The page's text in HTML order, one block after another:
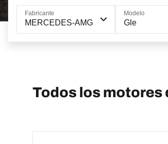
Fabricante
MERCEDES-AMG
Modelo
Gle
Todos los motores